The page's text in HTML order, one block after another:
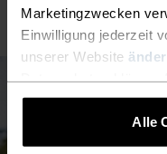
Marketingzwecken
Einwilligung jederzeit
unserer Website
Alle
15°
10°